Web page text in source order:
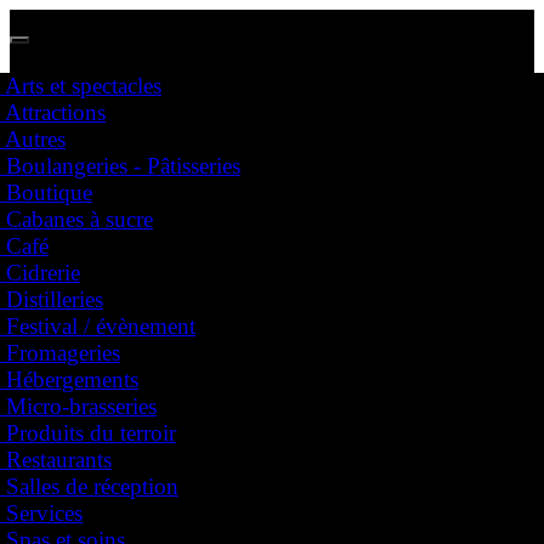
Arts et spectacles
Attractions
Autres
Boulangeries - Pâtisseries
Boutique
Cabanes à sucre
Café
Cidrerie
Distilleries
Festival / évènement
Fromageries
Hébergements
Micro-brasseries
Produits du terroir
Restaurants
Salles de réception
Services
Nous avons des représentants partout au Québec !
Dites nous dans quelle région vous vous situez et prenez contact avec votre représentant
Festival
Arts et spectacles
Attractions
Autres
Boulangeries - Pâtisseries
Boutique
Cabanes à sucre
Café
Cidrerie
Distilleries
Festival / évènement
Fromageries
Hébergements